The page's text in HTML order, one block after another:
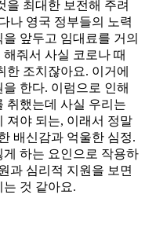
을 최대한 보전해 주려
나 영국 정부들의 노력
앞두고 임대료를 거의
줘서 사실 코로나 때
한 조치잖아요. 이거에
을 한다. 이럼으로 인해
취했는데 사실 우리는
져야 되는, 이래서 정말
배신감과 억울한 심정.
하는 요인으로 작용하
과 심리적 지원을 보면
것 같아요.